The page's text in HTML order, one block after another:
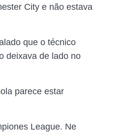
City e não estava
que o técnico
deixava de lado no
parece estar
League. Ne